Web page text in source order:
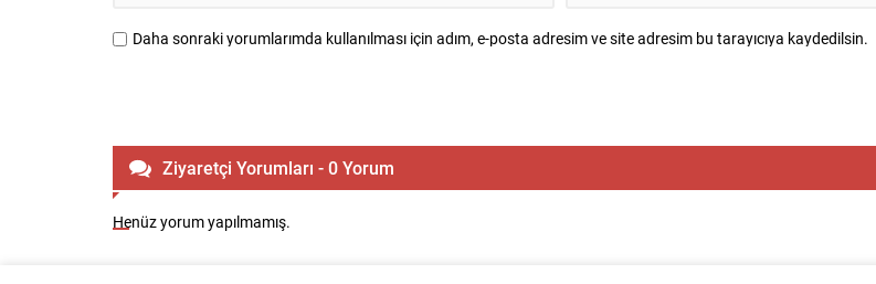
Daha sonraki yorumlarımda kullanılması için adım, e-posta adresim ve site adresim bu tarayıcıya kaydedilsin.
Ziyaretçi Yorumları - 0 Yorum
Henüz yorum yapılmamış.